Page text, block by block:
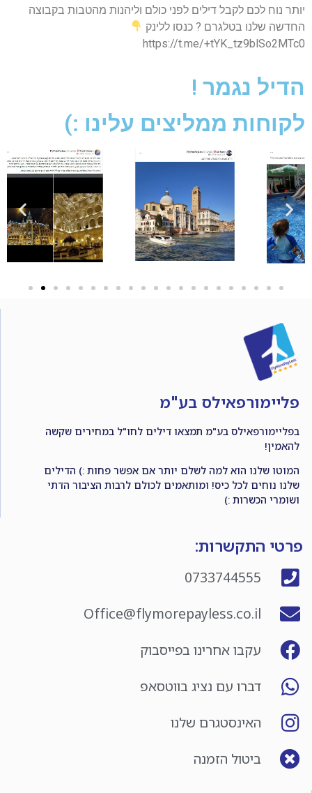
יותר נוח לכם לקבל דילים לפני כולם וליהנות מהטבות בקבוצה
החדשה שלנו בטלגרם ? כנסו ללינק
https://t.me/+tYK_tz9blSo2MTc0
הדיל נגמר !
לקוחות ממליצים עלינו :)
פליימורפאילס בע"מ
בפליימורפאילס בע"מ תמצאו דילים לחו"ל במחירים שקשה
להאמין!
המוטו שלנו הוא למה לשלם יותר אם אפשר פחות :) הדילים
שלנו נוחים לכל כיס! ומותאמים לכולם לרבות הציבור הדתי
ושומרי הכשרות :)
פרטי התקשרות:
0733744555
Office@flymorepayless.co.il
עקבו אחרינו בפייסבוק
דברו עם נציג בווטסאפ
האינסטגרם שלנו
ביטול הזמנה